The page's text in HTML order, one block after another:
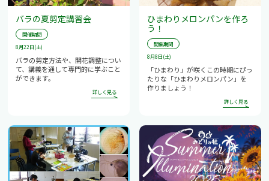
バラの夏剪定講習会
開催期間
8月22日(土)
バラの剪定方法や、開花調整につい
て、講義を通して専門的に学ぶこと
ができます。
ひまわりメロンパンを作ろ
う！
開催期間
8月8日(土)
「ひまわり」が咲くこの時期にぴっ
たりな「ひまわりメロンパン」を
作りましょう！